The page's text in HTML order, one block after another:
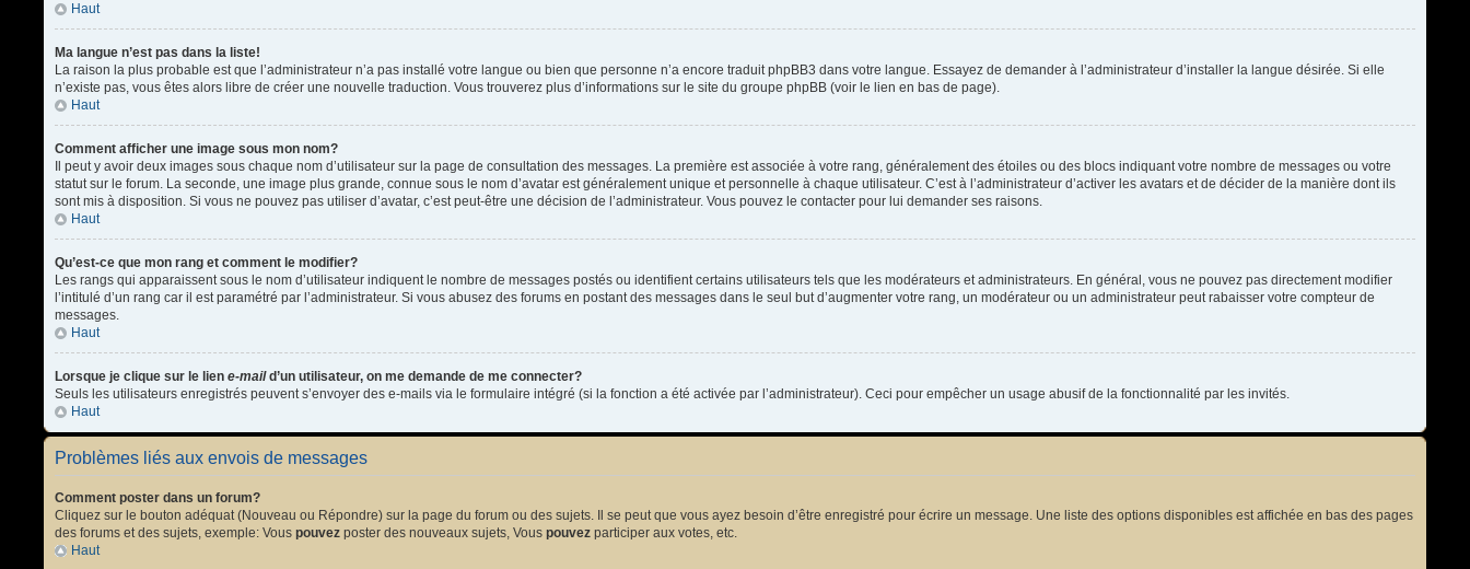
Haut
Ma langue n’est pas dans la liste!
La raison la plus probable est que l’administrateur n’a pas installé votre langue ou bien que personne n’a encore traduit phpBB3 dans votre langue. Essayez de demander à l’administrateur d’installer la langue désirée. Si elle
n’existe pas, vous êtes alors libre de créer une nouvelle traduction. Vous trouverez plus d’informations sur le site du groupe phpBB (voir le lien en bas de page).
Haut
Comment afficher une image sous mon nom?
Il peut y avoir deux images sous chaque nom d’utilisateur sur la page de consultation des messages. La première est associée à votre rang, généralement des étoiles ou des blocs indiquant votre nombre de messages ou votre
statut sur le forum. La seconde, une image plus grande, connue sous le nom d’avatar est généralement unique et personnelle à chaque utilisateur. C’est à l’administrateur d’activer les avatars et de décider de la manière dont ils
sont mis à disposition. Si vous ne pouvez pas utiliser d’avatar, c’est peut-être une décision de l’administrateur. Vous pouvez le contacter pour lui demander ses raisons.
Haut
Qu’est-ce que mon rang et comment le modifier?
Les rangs qui apparaissent sous le nom d’utilisateur indiquent le nombre de messages postés ou identifient certains utilisateurs tels que les modérateurs et administrateurs. En général, vous ne pouvez pas directement modifier
l’intitulé d’un rang car il est paramétré par l’administrateur. Si vous abusez des forums en postant des messages dans le seul but d’augmenter votre rang, un modérateur ou un administrateur peut rabaisser votre compteur de
messages.
Haut
Lorsque je clique sur le lien e-maild’un utilisateur, on me demande de me connecter?
Seuls les utilisateurs enregistrés peuvent s’envoyer des e-mails via le formulaire intégré (si la fonction a été activée par l’administrateur). Ceci pour empêcher un usage abusif de la fonctionnalité par les invités.
Haut
Problèmes liés aux envois de messages
Comment poster dans un forum?
Cliquez sur le bouton adéquat (Nouveau ou Répondre) sur la page du forum ou des sujets. Il se peut que vous ayez besoin d’être enregistré pour écrire un message. Une liste des options disponibles est affichée en bas des pages
des forums et des sujets, exemple: Vous pouvez poster des nouveaux sujets, Vous pouvez participer aux votes, etc.
Haut